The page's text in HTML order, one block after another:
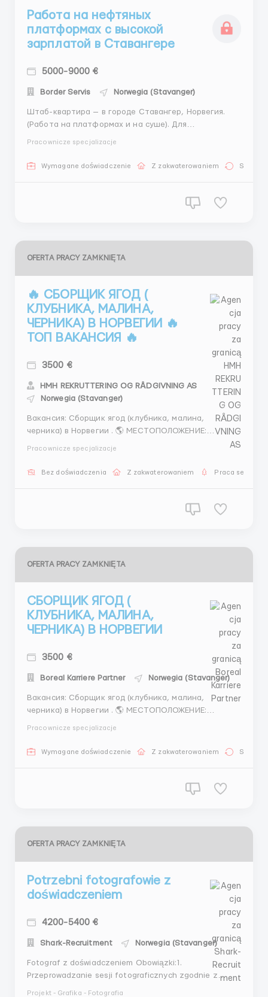
Работа на нефтяных
платформах с высокой
зарплатой в Ставангере
5000-9000 €
Border Servis Norwegia (Stavanger)
Штаб-квартира — в городе Ставангер, Норвегия.
(Работа на платформах и на суше). Для
установок, зданий, сооружений, оборудования
Pracownicze specjalizacje
Wymagane doświadczenie Z zakwaterowaniem Stała
OFERTA PRACY ZAMKNIĘTA
🔥 СБОРЩИК ЯГОД (
КЛУБНИКА, МАЛИНА,
ЧЕРНИКА) В НОРВЕГИИ 🔥
ТОП ВАКАНСИЯ 🔥
3500 €
HMH REKRUTTERING OG RÅDGIVNING AS
Norwegia (Stavanger)
Вакансия: Сборщик ягод (клубника, малина,
черника) в Норвегии . 🌎 МЕСТОПОЛОЖЕНИЕ:
физическому труду и работе в различных погодных
Pracownicze specjalizacje
Bez doświadczenia Z zakwaterowaniem Praca
OFERTA PRACY ZAMKNIĘTA
СБОРЩИК ЯГОД (
КЛУБНИКА, МАЛИНА,
ЧЕРНИКА) В НОРВЕГИИ
3500 €
Boreal Karriere Partner Norwegia (Stavanger)
Вакансия: Сборщик ягод (клубника, малина,
черника) в Норвегии . 🌎 МЕСТОПОЛОЖЕНИЕ:
физическому труду и работе в различных погодных
Pracownicze specjalizacje
Wymagane doświadczenie Z zakwaterowaniem Stała
OFERTA PRACY ZAMKNIĘTA
Potrzebni fotografowie z
doświadczeniem
4200-5400 €
Shark-Recruitment Norwegia (Stavanger)
Fotograf z doświadczeniem Obowiązki:1.
Przeprowadzanie sesji fotograficznych zgodnie z
Projekt - Grafika - Fotografia